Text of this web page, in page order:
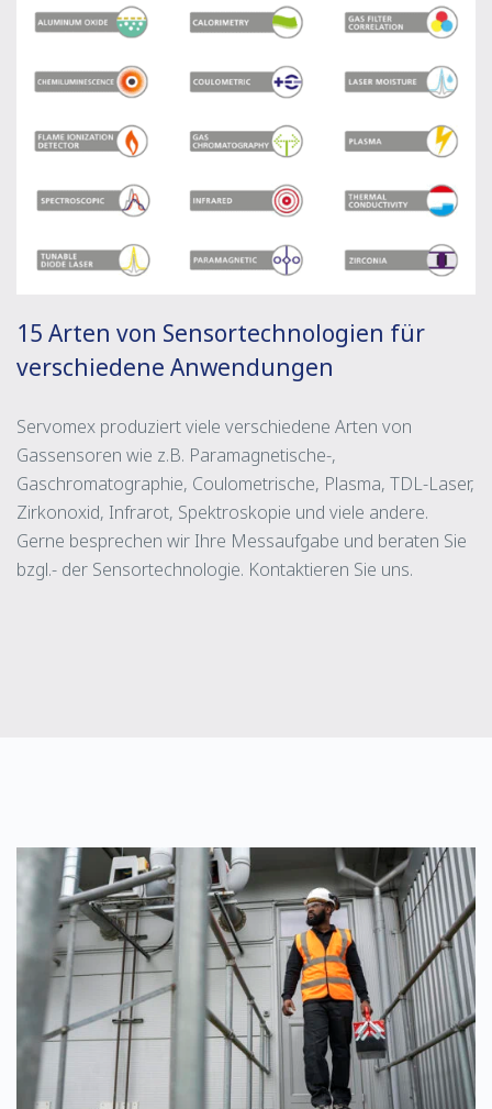
15 Arten von Sensortechnologien für
verschiedene Anwendungen
Servomex produziert viele verschiedene Arten von
Gassensoren wie z.B. Paramagnetische-,
Gaschromatographie, Coulometrische, Plasma, TDL-Laser,
Zirkonoxid, Infrarot, Spektroskopie und viele andere.
Gerne besprechen wir Ihre Messaufgabe und beraten Sie
bzgl.- der Sensortechnologie. Kontaktieren Sie uns.